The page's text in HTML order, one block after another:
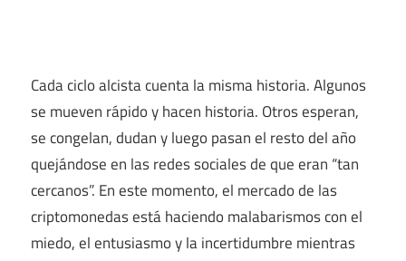
Cada ciclo alcista cuenta la misma historia. Algunos
se mueven rápido y hacen historia. Otros esperan,
se congelan, dudan y luego pasan el resto del año
quejándose en las redes sociales de que eran “tan
cercanos”. En este momento, el mercado de las
criptomonedas está haciendo malabarismos con el
miedo, el entusiasmo y la incertidumbre mientras